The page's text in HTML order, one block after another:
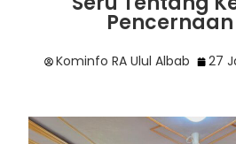
Kominfo RA Ulul Albab 27